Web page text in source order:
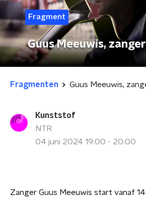
Fragment
Guus Meeuwis, zanger
Fragmenten Guus Meeuwis,
Kunststof
NTR
04 juni 2024 19:00 - 20:00
Zanger Guus Meeuwis start vanaf